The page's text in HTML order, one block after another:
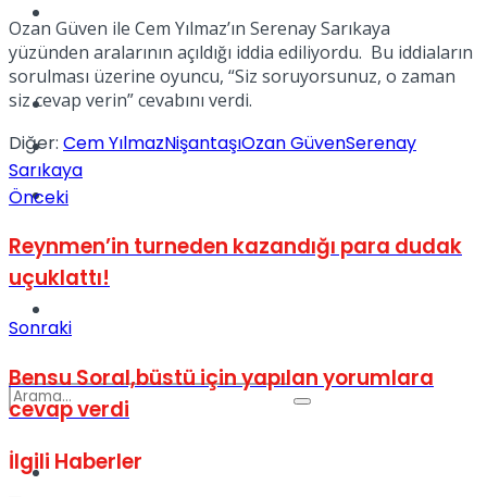
Kadınca
Türkiye
Spor
Podcast
Ozan Güven ile Cem Yılmaz’ın Serenay Sarıkaya
yüzünden aralarının açıldığı iddia ediliyordu. Bu iddiaların
sorulması üzerine oyuncu, “Siz soruyorsunuz, o zaman
siz cevap verin” cevabını verdi.
Diğer: Cem YılmazNişantaşıOzan GüvenSerenay
Sarıkaya
Önceki
Reynmen’in turneden kazandığı para dudak
uçuklattı!
Sonraki
Bensu Soral,büstü için yapılan yorumlara
cevap verdi
İlgili Haberler